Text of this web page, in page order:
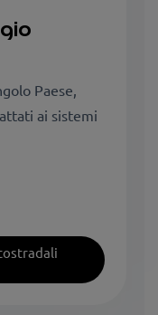
Paese,
ai sistemi